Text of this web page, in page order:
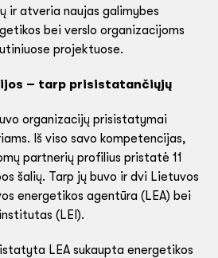
ir atveria naujas galimybes
bei verslo organizacijoms
projektuose.
– tarp prisistatančiųjų
organizacijų prisistatymai
Iš viso savo kompetencijas,
partnerių profilius pristatė 11
šalių. Tarp jų buvo ir dvi Lietuvos
energetikos agentūra (LEA) bei
(LEI).
LEA sukaupta energetikos